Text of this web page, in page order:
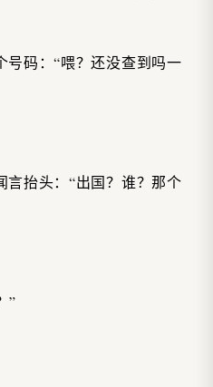
号码：“喂？还没查到吗一
言抬头：“出国？谁？那个
”